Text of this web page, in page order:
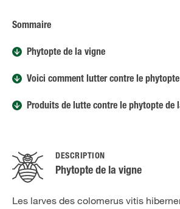
Sommaire
Phytopte de la vigne
Voici comment lutter contre le
Produits de lutte contre le phytopte de
DESCRIPTION
Phytopte de la vigne
Les larves des colomerus vitis